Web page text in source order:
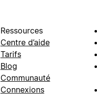
Ressources
Centre d’aide
Tarifs
Blog
Communauté
Connexions